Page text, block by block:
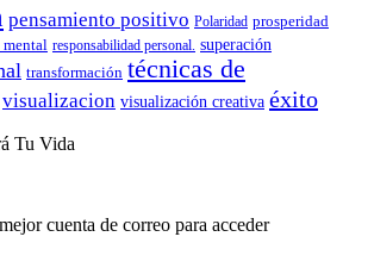
pensamiento positivo Polaridad prosperidad
mental responsabilidad personal. superación
transformación técnicas de
visualizacion visualización creativa éxito
Tu Vida
cuenta de correo para acceder